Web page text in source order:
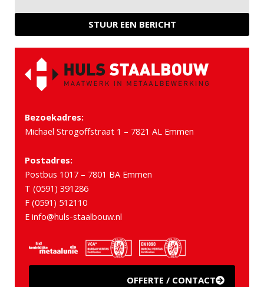
STUUR EEN BERICHT
Bezoekadres:
Michael Strogoffstraat 1 – 7821 AL Emmen
Postadres:
Postbus 1017 – 7801 BA Emmen
T (0591) 391286
F (0591) 512110
E info@huls-staalbouw.nl
OFFERTE / CONTACT